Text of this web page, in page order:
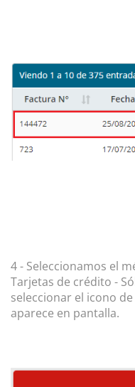
4 - Seleccionamos el
Tarjetas de crédito -
seleccionar el icono
aparece en pantalla.